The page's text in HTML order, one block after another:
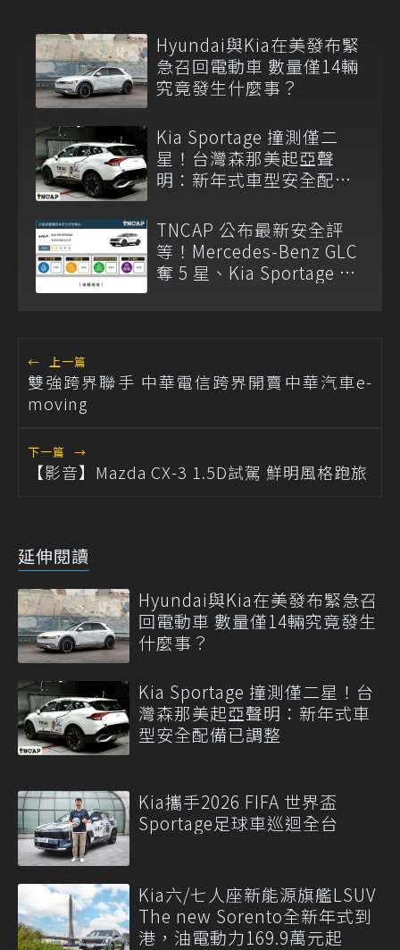
Hyundai與Kia在美發布緊
急召回電動車 數量僅14輛
究竟發生什麼事？
Kia Sportage 撞測僅二
星！台灣森那美起亞聲
明：新年式車型安全配備
TNCAP 公布最新安全評
等！Mercedes-Benz GLC
奪 5 星、Kia Sportage 僅
← 上一篇
雙強跨界聯手 中華電信跨界開賣中華汽車e-
moving
下一篇 →
【影音】Mazda CX-3 1.5D試駕 鮮明風格跑旅
延伸閱讀
Hyundai與Kia在美發布緊急召
回電動車 數量僅14輛究竟發生
什麼事？
Kia Sportage 撞測僅二星！台
灣森那美起亞聲明：新年式車
型安全配備已調整
Kia攜手2026 FIFA 世界盃
Sportage足球車巡迴全台
Kia六/七人座新能源旗艦LSUV
The new Sorento全新年式到
港，油電動力169.9萬元起